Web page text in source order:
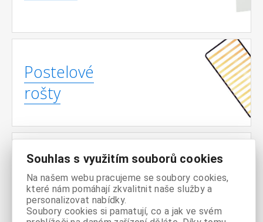
Postelové
rošty
Noční
stolky
Souhlas s využitím souborů cookies
Na našem webu pracujeme se soubory cookies,
které nám pomáhají zkvalitnit naše služby a
personalizovat nabídky.
Soubory cookies si pamatují, co a jak ve svém